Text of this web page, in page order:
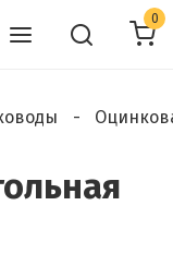
0